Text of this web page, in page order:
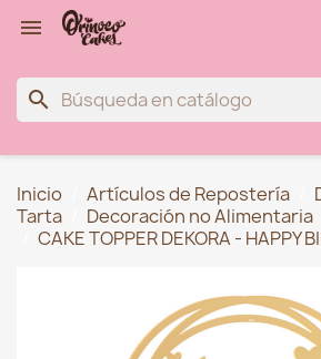

search
Inicio Artículos de Repostería
Tarta
Decoración no Alimentaria
CAKE TOPPER DEKORA - HAPPY